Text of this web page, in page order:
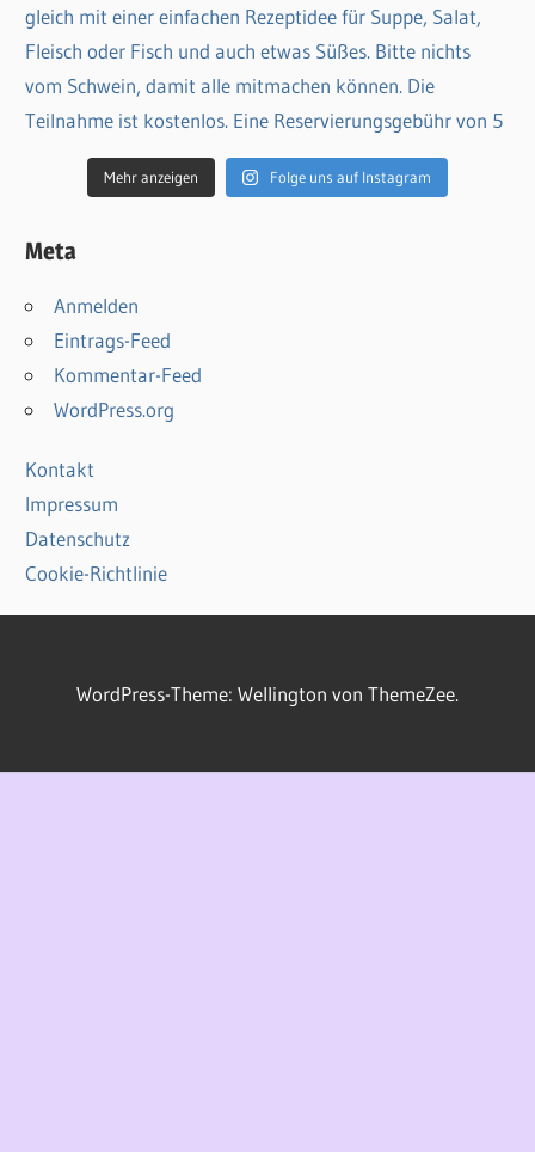
Mehr anzeigen Folge uns auf Instagram
Meta
Anmelden
Eintrags-Feed
Kommentar-Feed
WordPress.org
Kontakt
Impressum
Datenschutz
Cookie-Richtlinie
WordPress-Theme: Wellington von ThemeZee.